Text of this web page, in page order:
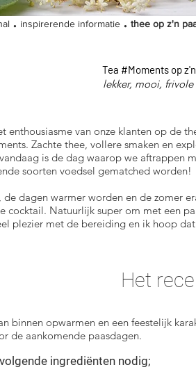
. inspirerende informatie . thee op z'n
Tea #Moments op
lekker, mooi, frivole
enthousiasme van onze klanten op de
Zachte thee, vollere smaken en
is de dag waarop we aftrappen
soorten voedsel gematched worden!
dagen warmer worden en de zomer
cocktail. Natuurlijk super om met een
plezier met de bereiding en ik hoop
Het
binnen opwarmen en een feestelijk
de aankomende paasdagen.
ingrediënten nodig;